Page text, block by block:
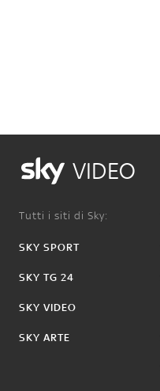
VIDEO
Tutti i siti di Sky:
SKY SPORT
SKY TG 24
SKY VIDEO
SKY ARTE